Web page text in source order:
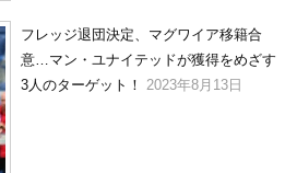
フレッジ退団決定、マグワイア移籍合
意…マン・ユナイテッドが獲得をめざす
3人のターゲット！
2023年8月13日